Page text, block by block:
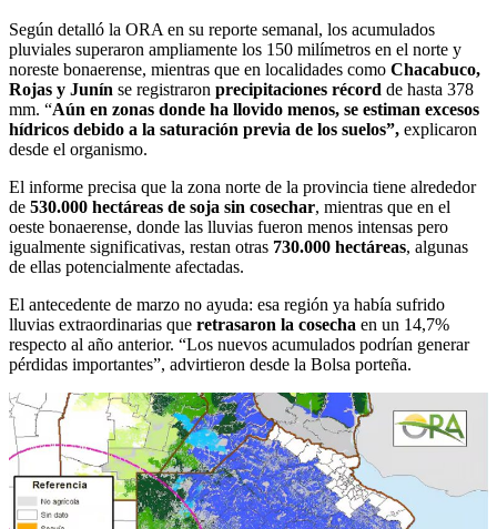
Según detalló la ORA en su reporte semanal, los acumulados
pluviales superaron ampliamente los 150 milímetros en el norte y
noreste bonaerense, mientras que en localidades como Chacabuco,
Rojas y Junín se registraron precipitaciones récord de hasta 378
mm. “Aún en zonas donde ha llovido menos, se estiman excesos
hídricos debido a la saturación previa de los suelos”, explicaron
desde el organismo.
El informe precisa que la zona norte de la provincia tiene alrededor
de 530.000 hectáreas de soja sin cosechar, mientras que en el
oeste bonaerense, donde las lluvias fueron menos intensas pero
igualmente significativas, restan otras 730.000 hectáreas, algunas
de ellas potencialmente afectadas.
El antecedente de marzo no ayuda: esa región ya había sufrido
lluvias extraordinarias que retrasaron la cosecha en un 14,7%
respecto al año anterior. “Los nuevos acumulados podrían generar
pérdidas importantes”, advirtieron desde la Bolsa porteña.